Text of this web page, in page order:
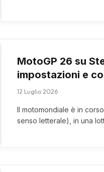
MotoGP 26 su
impostazioni e
12 Luglio 2026
Il motomondiale è in
senso letterale), in una